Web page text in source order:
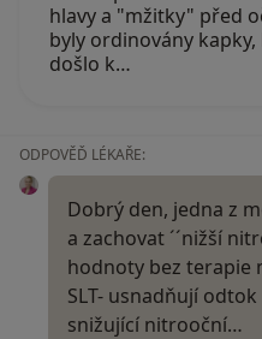
hlavy a "mžitky" před
byly ordinovány
došlo k…
ODPOVĚĎ LÉKAŘE:
Dobrý den, jedna z
a zachovat ´´nižší
hodnoty bez terapie
SLT- usnadňují
snižující nitrooční…